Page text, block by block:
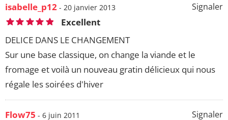
Signaler
isabelle_p12 - 20 janvier 2013
Excellent
DELICE DANS LE CHANGEMENT
Sur une base classique, on change la viande et le
fromage et voilà un nouveau gratin délicieux qui nous
régale les soirées d'hiver
Signaler
Flow75 - 6 juin 2011